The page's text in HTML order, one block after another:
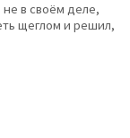
в своём деле,
щеглом и решил,